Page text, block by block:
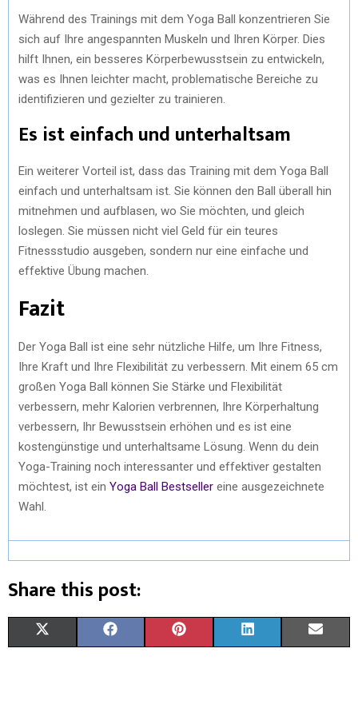
Während des Trainings mit dem Yoga Ball konzentrieren Sie
sich auf Ihre angespannten Muskeln und Ihren Körper. Dies
hilft Ihnen, ein besseres Körperbewusstsein zu entwickeln,
was es Ihnen leichter macht, problematische Bereiche zu
identifizieren und gezielter zu trainieren.
Es ist einfach und unterhaltsam
Ein weiterer Vorteil ist, dass das Training mit dem Yoga Ball
einfach und unterhaltsam ist. Sie können den Ball überall hin
mitnehmen und aufblasen, wo Sie möchten, und gleich
loslegen. Sie müssen nicht viel Geld für ein teures
Fitnessstudio ausgeben, sondern nur eine einfache und
effektive Übung machen.
Fazit
Der Yoga Ball ist eine sehr nützliche Hilfe, um Ihre Fitness,
Ihre Kraft und Ihre Flexibilität zu verbessern. Mit einem 65 cm
großen Yoga Ball können Sie Stärke und Flexibilität
verbessern, mehr Kalorien verbrennen, Ihre Körperhaltung
verbessern, Ihr Bewusstsein erhöhen und es ist eine
kostengünstige und unterhaltsame Lösung. Wenn du dein
Yoga-Training noch interessanter und effektiver gestalten
möchtest, ist ein Yoga Ball Bestseller eine ausgezeichnete
Wahl.
Share this post: